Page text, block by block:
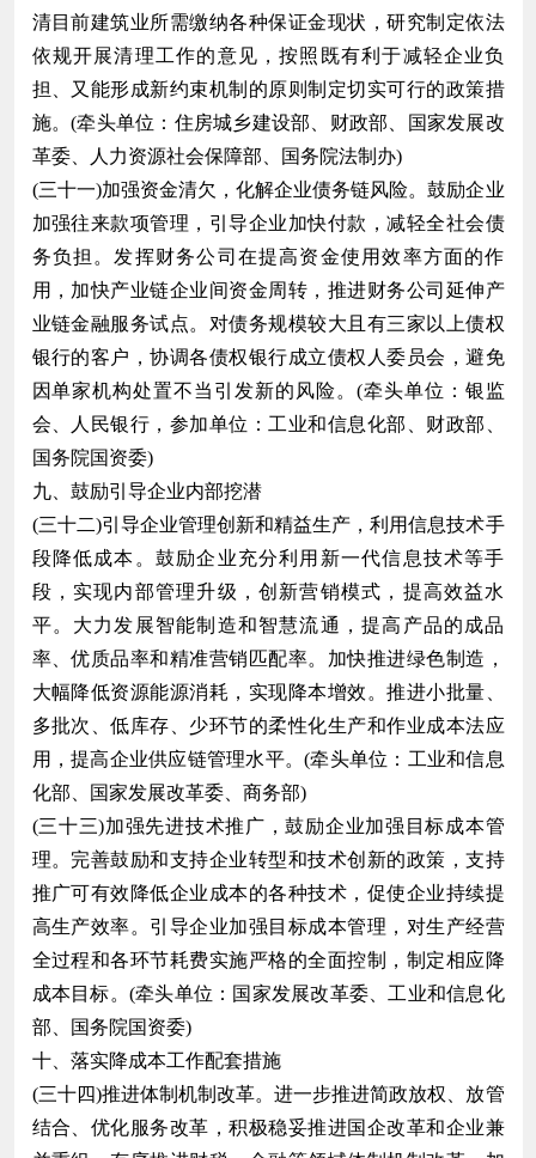
清目前建筑业所需缴纳各种保证金现状，研究制定依法
依规开展清理工作的意见，按照既有利于减轻企业负
担、又能形成新约束机制的原则制定切实可行的政策措
施。(牵头单位：住房城乡建设部、财政部、国家发展改
革委、人力资源社会保障部、国务院法制办)
(三十一)加强资金清欠，化解企业债务链风险。鼓励企业
加强往来款项管理，引导企业加快付款，减轻全社会债
务负担。发挥财务公司在提高资金使用效率方面的作
用，加快产业链企业间资金周转，推进财务公司延伸产
业链金融服务试点。对债务规模较大且有三家以上债权
银行的客户，协调各债权银行成立债权人委员会，避免
因单家机构处置不当引发新的风险。(牵头单位：银监
会、人民银行，参加单位：工业和信息化部、财政部、
国务院国资委)
九、鼓励引导企业内部挖潜
(三十二)引导企业管理创新和精益生产，利用信息技术手
段降低成本。鼓励企业充分利用新一代信息技术等手
段，实现内部管理升级，创新营销模式，提高效益水
平。大力发展智能制造和智慧流通，提高产品的成品
率、优质品率和精准营销匹配率。加快推进绿色制造，
大幅降低资源能源消耗，实现降本增效。推进小批量、
多批次、低库存、少环节的柔性化生产和作业成本法应
用，提高企业供应链管理水平。(牵头单位：工业和信息
化部、国家发展改革委、商务部)
(三十三)加强先进技术推广，鼓励企业加强目标成本管
理。完善鼓励和支持企业转型和技术创新的政策，支持
推广可有效降低企业成本的各种技术，促使企业持续提
高生产效率。引导企业加强目标成本管理，对生产经营
全过程和各环节耗费实施严格的全面控制，制定相应降
成本目标。(牵头单位：国家发展改革委、工业和信息化
部、国务院国资委)
十、落实降成本工作配套措施
(三十四)推进体制机制改革。进一步推进简政放权、放管
结合、优化服务改革，积极稳妥推进国企改革和企业兼